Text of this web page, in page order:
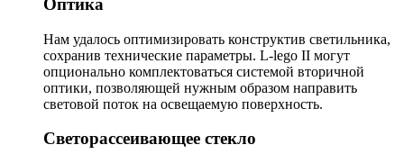
Оптика
Нам удалось оптимизировать конструктив светильника,
сохранив технические параметры. L-lego II могут
опционально комплектоваться системой вторичной
оптики, позволяющей нужным образом направить
световой поток на освещаемую поверхность.
Светорассеивающее стекло